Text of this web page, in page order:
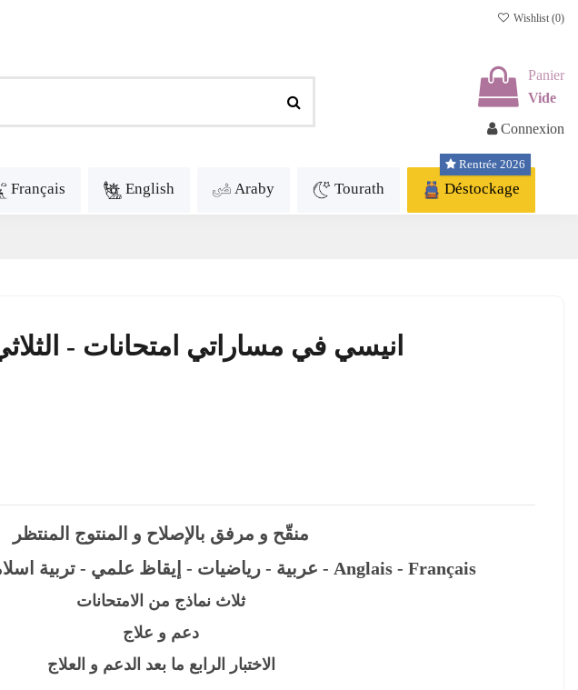
Wishlist (0)
Panier
Vide
Connexion
Français English Araby Tourath Déstockage
Rentrée 2026
انيسي في مساراتي امتحانات - الثلاثي
منقّح و مرفق بالإصلاح و المنتوج المنتظر
عربية - رياضيات - إيقاظ علمي - تربية اسلامية - تنشئة اجتماعية - Anglais - Français
ثلاث نماذج من الامتحانات
دعم و علاج
الاختبار الرابع ما بعد الدعم و العلاج